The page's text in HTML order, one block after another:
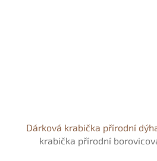
Dárková krabička přírodní
krabička přírodní